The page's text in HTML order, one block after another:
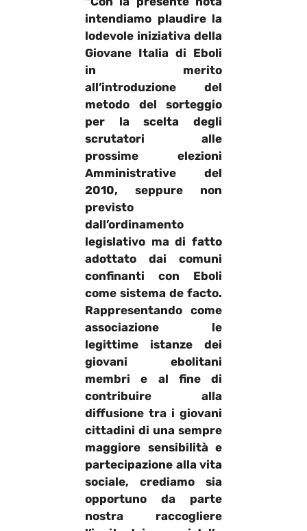
intendiamo plaudire la
lodevole iniziativa della
Giovane Italia di Eboli
in merito
all’introduzione del
metodo del sorteggio
per la scelta degli
scrutatori alle
prossime elezioni
Amministrative del
2010, seppure non
previsto
dall’ordinamento
legislativo ma di fatto
adottato dai comuni
confinanti con Eboli
come sistema de facto.
Rappresentando come
associazione le
legittime istanze dei
giovani ebolitani
membri e al fine di
contribuire alla
diffusione tra i giovani
cittadini di una sempre
maggiore sensibilità e
partecipazione alla vita
sociale, crediamo sia
opportuno da parte
nostra raccogliere